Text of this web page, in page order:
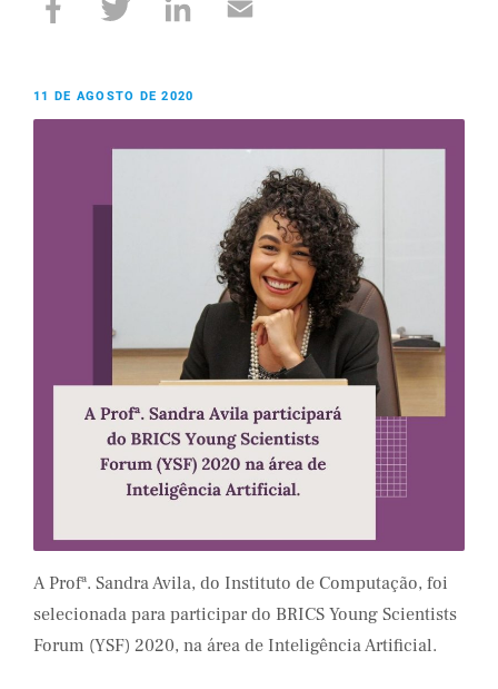
11 DE AGOSTO DE 2020
A Profª. Sandra Avila, do Instituto de Computação, foi
selecionada para participar do BRICS Young Scientists
Forum (YSF) 2020, na área de Inteligência Artificial.